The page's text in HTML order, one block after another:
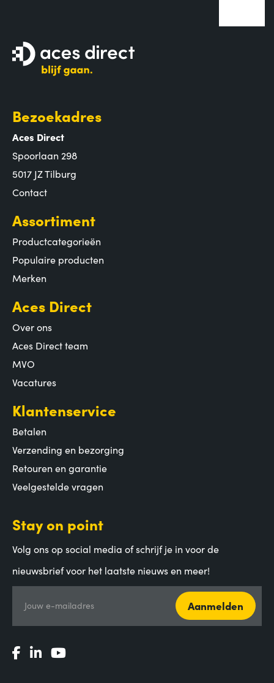
Bezoekadres
Aces Direct
Spoorlaan 298
5017 JZ Tilburg
Contact
Assortiment
Productcategorieën
Populaire producten
Merken
Aces Direct
Over ons
Aces Direct team
MVO
Vacatures
Klantenservice
Betalen
Verzending en bezorging
Retouren en garantie
Veelgestelde vragen
Stay on point
Volg ons op social media of schrijf je in voor de
nieuwsbrief voor het laatste nieuws en meer!
Jouw e-mailadres Aanmelden